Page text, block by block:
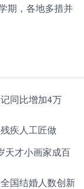
期，各地多措并
同比增加4万
疾人工匠做
天才小画家成百
国结婚人数创新